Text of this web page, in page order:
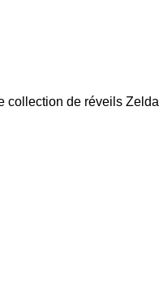
collection de réveils Zelda